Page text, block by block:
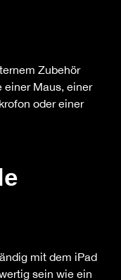
Zubehör
einer Maus, einer
oder einer
mit dem iPad
sein wie ein